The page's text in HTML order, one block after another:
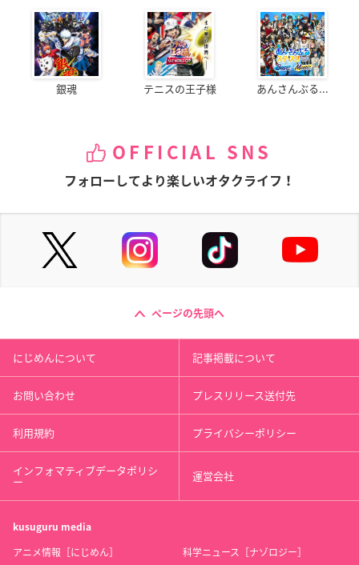
銀魂 テニスの王子様 あんさんぶる...
OFFICIAL SNS
フォローしてより楽しいオタクライフ！
ページの先頭へ
にじめんについて 記事掲載について
お問い合わせ プレスリリース送付先
利用規約 プライバシーポリシー
インフォマティブデータポリシ
ー 運営会社
kusuguru media
アニメ情報［にじめん］
科学ニュース［ナゾロジー］